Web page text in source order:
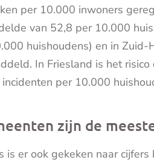
per 10.000 inwoners
van 52,8 per 10.000
huishoudens) en in
In Friesland is het
per 10.000
zijn de
is er ook gekeken naar